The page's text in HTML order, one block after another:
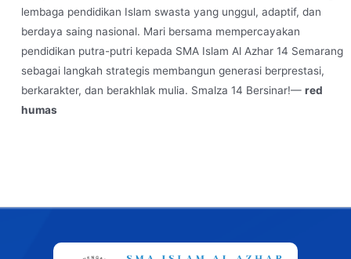
lembaga pendidikan Islam swasta yang unggul, adaptif, dan
berdaya saing nasional. Mari bersama mempercayakan
pendidikan putra-putri kepada SMA Islam Al Azhar 14 Semarang
sebagai langkah strategis membangun generasi berprestasi,
berkarakter, dan berakhlak mulia. Smalza 14 Bersinar!—red
humas